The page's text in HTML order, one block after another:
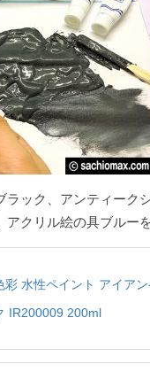
ラック、アンティーク
アクリル絵の具ブルー
彩 水性ペイント アイア
IR200009 200ml